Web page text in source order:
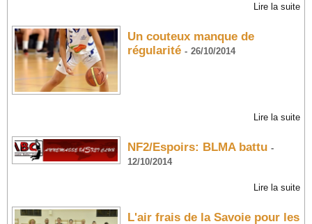
Lire la suite
Un couteux manque de
régularité - 26/10/2014
Lire la suite
NF2/Espoirs: BLMA battu -
12/10/2014
Lire la suite
L'air frais de la Savoie pour les